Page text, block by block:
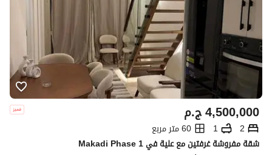
ج.م4,500,000
2
1
60 متر مربع
شقة مفروشة غرفتين مع علية في Makadi Phase 1